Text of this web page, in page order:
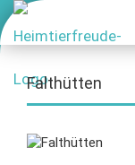
Falthütten